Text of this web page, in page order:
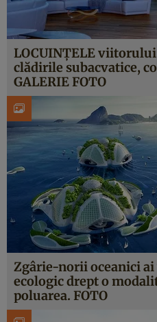
LOCUINŢELE
clădirile subacvatice,
GALERIE FOTO
Zgârie-norii oceanici
ecologic drept o
poluarea. FOTO